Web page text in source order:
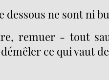
dessous ne sont ni
remuer - tout
ce qui vaut